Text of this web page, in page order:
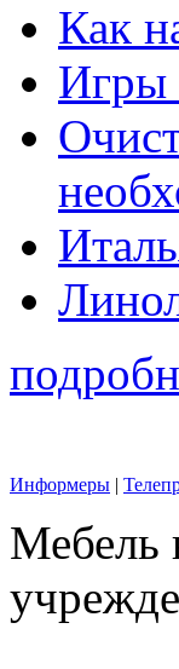
Как
Игры
Информеры |
Мебель